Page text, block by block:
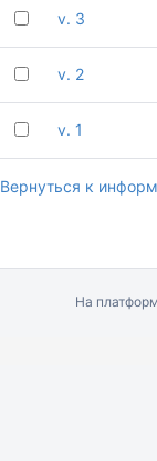
v. 3
v. 2
v. 1
Вернуться к
На